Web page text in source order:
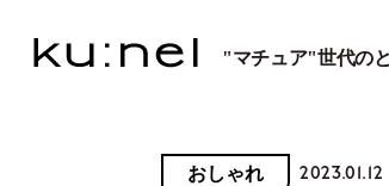
"マチュア"世代の
おしゃれ 2023.01.12